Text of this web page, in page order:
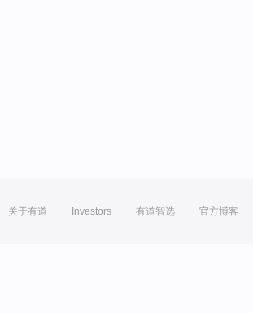
关于有道 Investors 有道智选 官方博客